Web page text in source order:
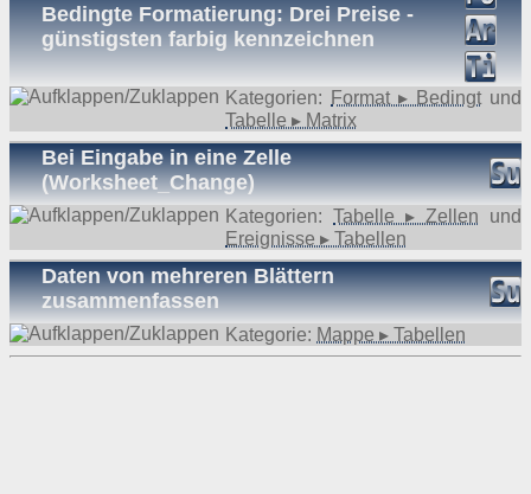
Bedingte Formatierung: Drei Preise -
günstigsten farbig kennzeichnen
Kategorien: Format ▸ Bedingt und
Tabelle ▸ Matrix
Bei Eingabe in eine Zelle
(Worksheet_Change)
Kategorien: Tabelle ▸ Zellen und
Ereignisse ▸ Tabellen
Daten von mehreren Blättern
zusammenfassen
Kategorie: Mappe ▸ Tabellen